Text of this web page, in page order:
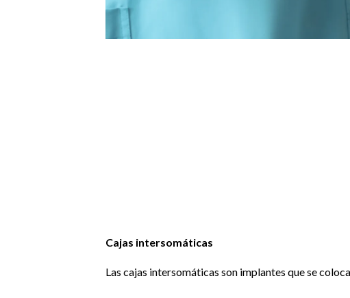
Cajas intersomáticas
Las cajas intersomáticas son implantes que se